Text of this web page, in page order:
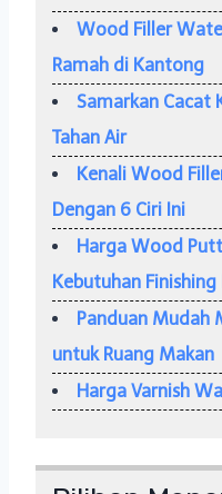
Wood Filler
Ramah di Kantong
Samarkan Cacat
Tahan Air
Kenali Wood
Dengan 6 Ciri Ini
Harga Wood
Kebutuhan
Panduan Mudah
untuk Ruang Makan
Harga Varnish